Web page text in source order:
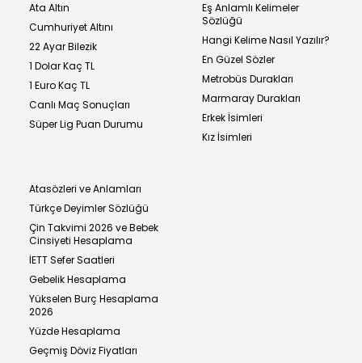
Ata Altın
Cumhuriyet Altını
22 Ayar Bilezik
1 Dolar Kaç TL
1 Euro Kaç TL
Canlı Maç Sonuçları
Süper Lig Puan Durumu
Eş Anlamlı Kelimeler
Sözlüğü
Hangi Kelime Nasıl Yazılır?
En Güzel Sözler
Metrobüs Durakları
Marmaray Durakları
Erkek İsimleri
Kız İsimleri
Atasözleri ve Anlamları
Türkçe Deyimler Sözlüğü
Çin Takvimi 2026 ve Bebek
Cinsiyeti Hesaplama
İETT Sefer Saatleri
Gebelik Hesaplama
Yükselen Burç Hesaplama
2026
Yüzde Hesaplama
Geçmiş Döviz Fiyatları